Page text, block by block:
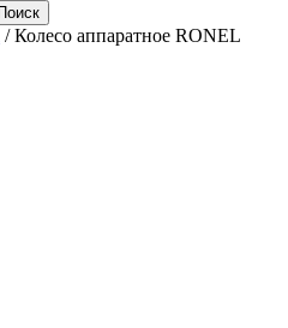
/Колесо аппаратное RONEL